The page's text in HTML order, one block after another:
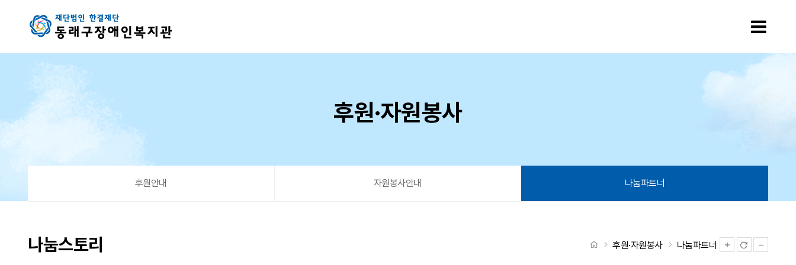
후원·자원봉사
후원안내 자원봉사안내 나눔파트너
나눔스토리 처음으로
후원·자원봉사 나눔파트너